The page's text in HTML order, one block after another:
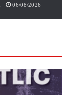
06/08/2026